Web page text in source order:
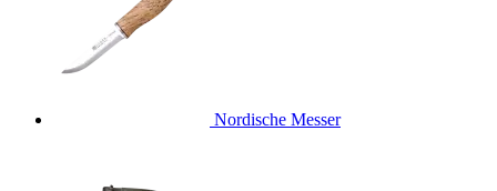
Nordische Messer